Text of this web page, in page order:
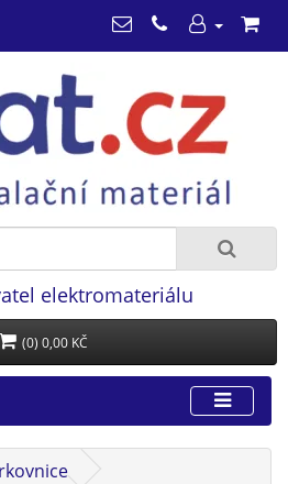
elektromateriálu
(0) 0,00 KČ